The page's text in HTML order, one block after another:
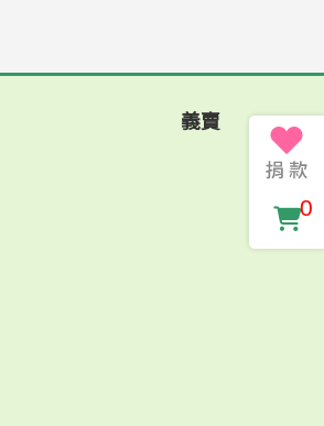
義賣
0